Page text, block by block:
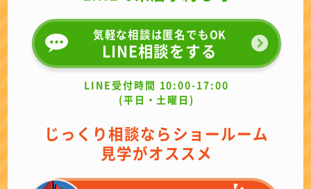
気軽な相談は匿名でもOK
LINE相談をする
LINE受付時間 10:00-17:00
(平日・土曜日)
じっくり相談ならショールーム
見学がオススメ